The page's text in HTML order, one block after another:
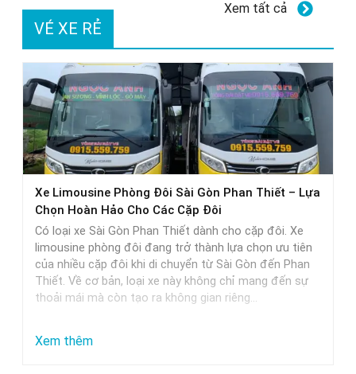
xe
tô
GETF1:
quả
thực
tế
VÉ XE RẺ
Xem tất cả
Xe Limousine Phòng Đôi Sài Gòn Phan Thiết – Lựa
Chọn Hoàn Hảo Cho Các Cặp Đôi
Có loại xe Sài Gòn Phan Thiết dành cho cặp đôi. Xe
limousine phòng đôi đang trở thành lựa chọn ưu tiên
của nhiều cặp đôi khi di chuyển từ Sài Gòn đến Phan
Thiết. Về cơ bản, loại xe này không chỉ mang đến sự
thoải mái mà còn tạo ra không gian riêng…
Xem thêm: